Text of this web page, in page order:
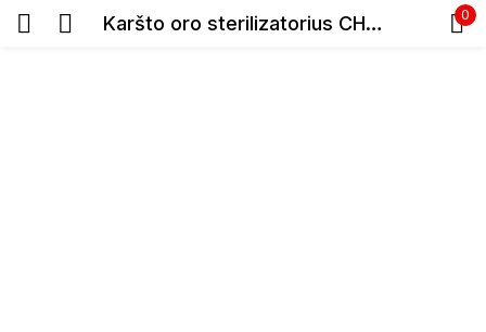
Karšto oro sterilizatorius CH-360T 0